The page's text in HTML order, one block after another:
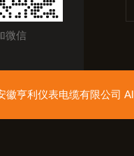
微信
徽亨利仪表电缆有限公司